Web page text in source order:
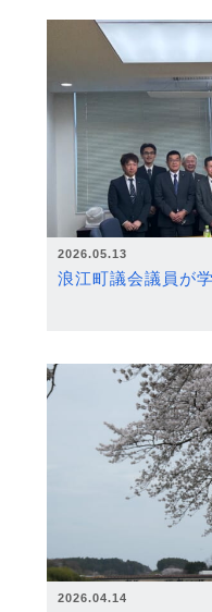
2026.05.13
浪江町議会議員が
2026.04.14